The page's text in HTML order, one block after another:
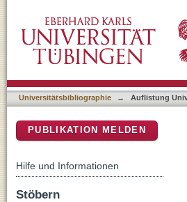
Universitätsbibliographie → Auflistung
PUBLIKATION MELDEN
Hilfe und Informationen
Stöbern